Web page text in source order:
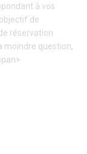
à vos
de
réservation
moindre question,